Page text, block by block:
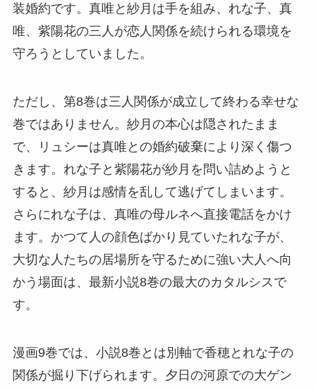
装婚約です。真唯と紗月は手を組み、れな子、真
唯、紫陽花の三人が恋人関係を続けられる環境を
守ろうとしていました。
ただし、第8巻は三人関係が成立して終わる幸せな
巻ではありません。紗月の本心は隠されたまま
で、リュシーは真唯との婚約破棄により深く傷つ
きます。れな子と紫陽花が紗月を問い詰めようと
すると、紗月は感情を乱して逃げてしまいます。
さらにれな子は、真唯の母ルネへ直接電話をかけ
ます。かつて人の顔色ばかり見ていたれな子が、
大切な人たちの居場所を守るために強い大人へ向
かう場面は、最新小説8巻の最大のカタルシスで
す。
漫画9巻では、小説8巻とは別軸で香穂とれな子の
関係が掘り下げられます。夕日の河原での大ゲン